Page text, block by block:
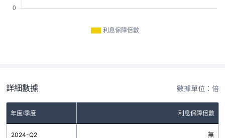
利息保障倍數
詳細數據 數據單位：倍
年度/季度 利息保障倍數
2024-Q2 無